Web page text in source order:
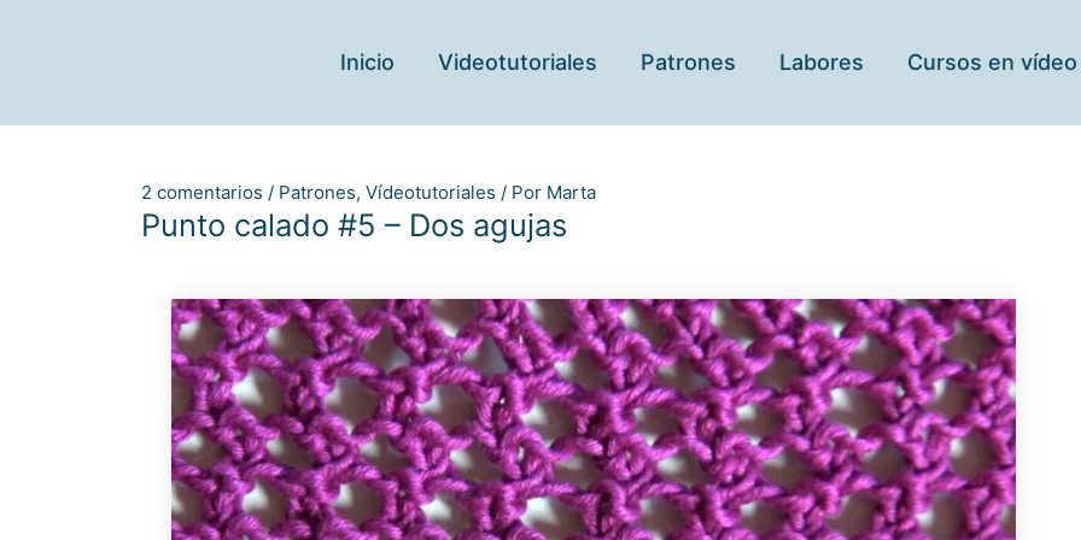
Inicio Videotutoriales Patrones Labores Cursos en vídeo
2 comentarios / Patrones, Vídeotutoriales / Por Marta
Punto calado #5 – Dos agujas